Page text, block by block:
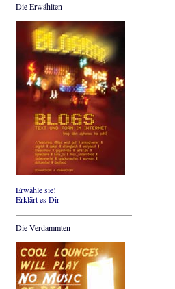
Die Erwählten
Erwähle sie!
Erklärt es Dir
Die Verdammten